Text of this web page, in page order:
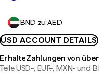
BND zu AED
USD ACCOUNT DETAILS
Erhalte Zahlungen von
Teile USD-, EUR-, MXN- und